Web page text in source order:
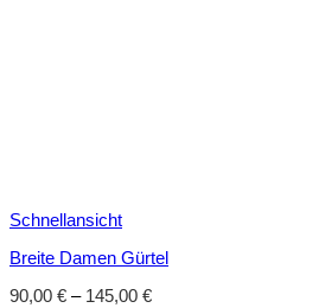
Schnellansicht
Breite Damen Gürtel
90,00 € – 145,00 €